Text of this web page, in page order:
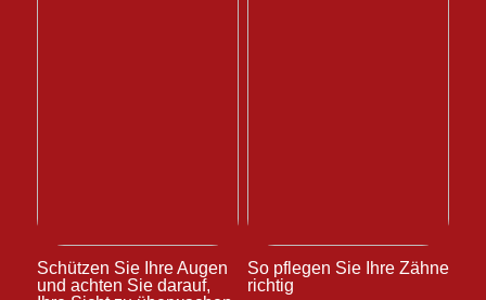
Schützen Sie Ihre Augen
und achten Sie darauf,
So pflegen Sie Ihre Zähne
richtig